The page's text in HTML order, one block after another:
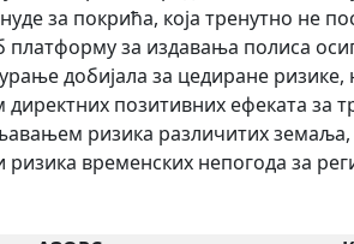
за покрића, која тренутно не
за издавања полиса
добијала за цедиране
позитивних ефеката за
ризика различитих
временских непогода за